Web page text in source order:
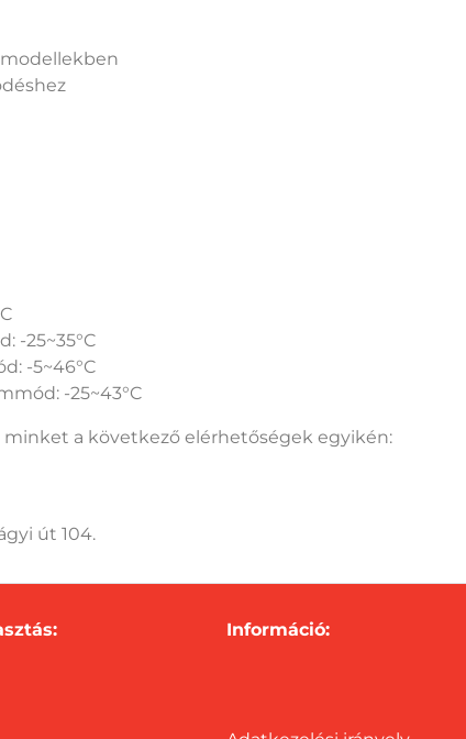
modellekben
-25~35°C
-5~46°C
-25~43°C
a következő elérhetőségek egyikén:
út 104.
Információ: